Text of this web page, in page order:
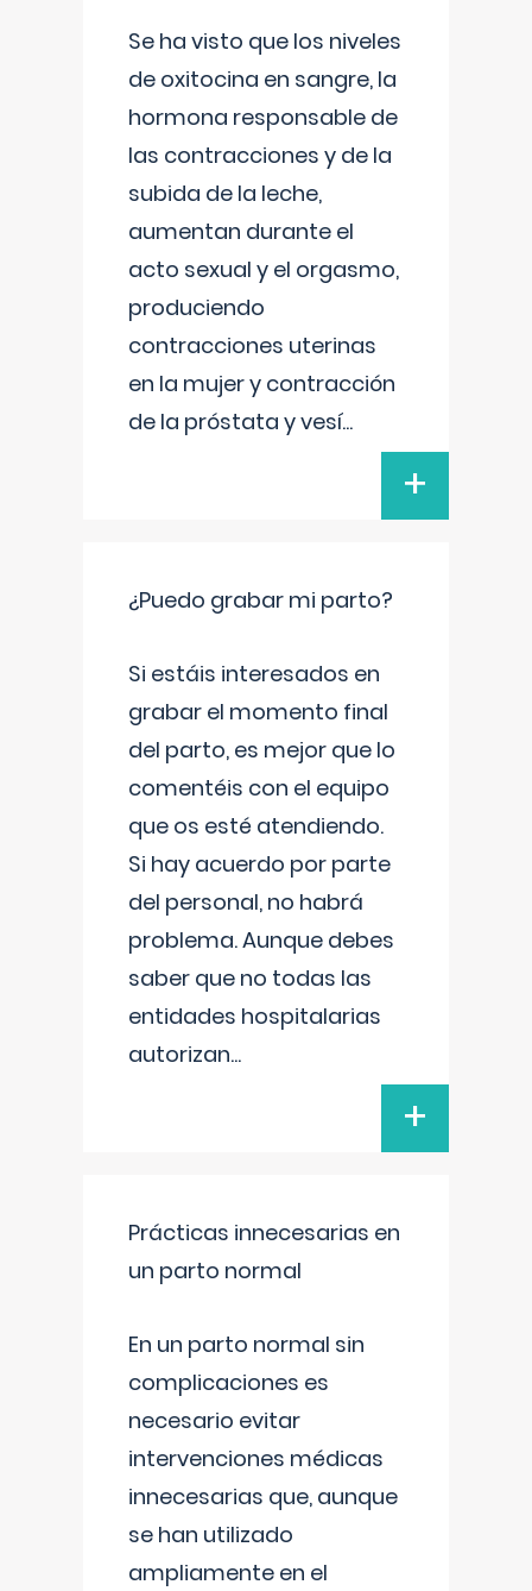
Se ha visto que los niveles
de oxitocina en sangre, la
hormona responsable de
las contracciones y de la
subida de la leche,
aumentan durante el
acto sexual y el orgasmo,
produciendo
contracciones uterinas
en la mujer y contracción
de la próstata y vesí...
+
¿Puedo grabar mi parto?
Si estáis interesados en
grabar el momento final
del parto, es mejor que lo
comentéis con el equipo
que os esté atendiendo.
Si hay acuerdo por parte
del personal, no habrá
problema. Aunque debes
saber que no todas las
entidades hospitalarias
autorizan...
+
Prácticas innecesarias en
un parto normal
En un parto normal sin
complicaciones es
necesario evitar
intervenciones médicas
innecesarias que, aunque
se han utilizado
ampliamente en el